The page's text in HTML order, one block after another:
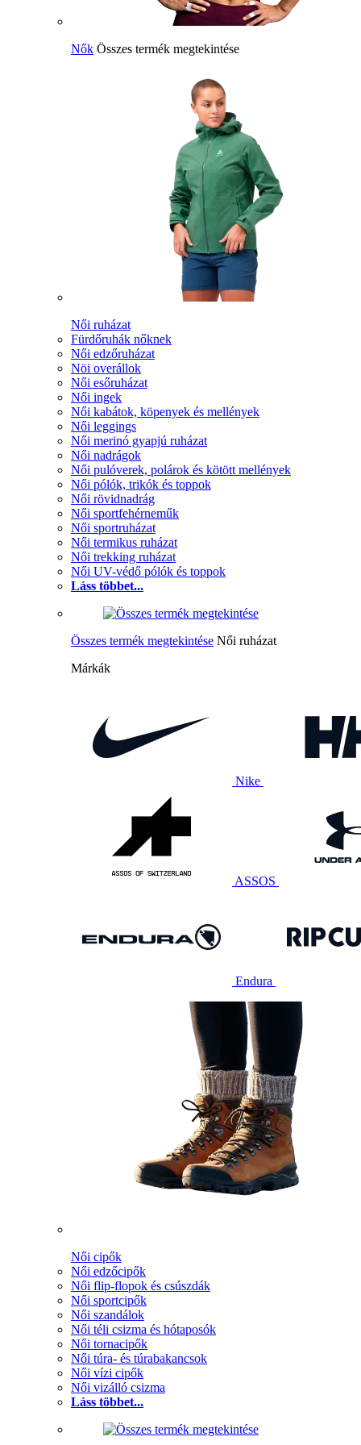
Nők Összes termék megtekintése
Női ruházat
Fürdőruhák nőknek
Női edzőruházat
Nöi overállok
Női esőruházat
Női ingek
Női kabátok, köpenyek és mellények
Női leggings
Női merinó gyapjú ruházat
Női nadrágok
Női pulóverek, polárok és kötött mellények
Női pólók, trikók és toppok
Női rövidnadrág
Női sportfehérneműk
Női sportruházat
Női termikus ruházat
Női trekking ruházat
Női UV-védő pólók és toppok
Láss többet...
Összes termék megtekintése Női ruházat
Márkák
Nike
ASSOS
Endura
Női cipők
Női edzőcipők
Női flip-flopok és csúszdák
Női sportcipők
Női szandálok
Női téli csizma és hótaposók
Női tornacipők
Női túra- és túrabakancsok
Női vízi cipők
Női vizálló csizma
Láss többet...